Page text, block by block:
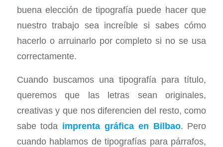
buena elección de tipografía puede hacer que
nuestro trabajo sea increíble si sabes cómo
hacerlo o arruinarlo por completo si no se usa
correctamente.
Cuando buscamos una tipografía para título,
queremos que las letras sean originales,
creativas y que nos diferencien del resto, como
sabe toda imprenta gráfica en Bilbao. Pero
cuando hablamos de tipografías para párrafos,